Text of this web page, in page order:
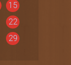
15
22
29